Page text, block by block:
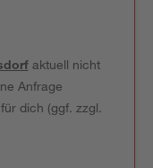
aktuell nicht
Anfrage
dich (ggf. zzgl.